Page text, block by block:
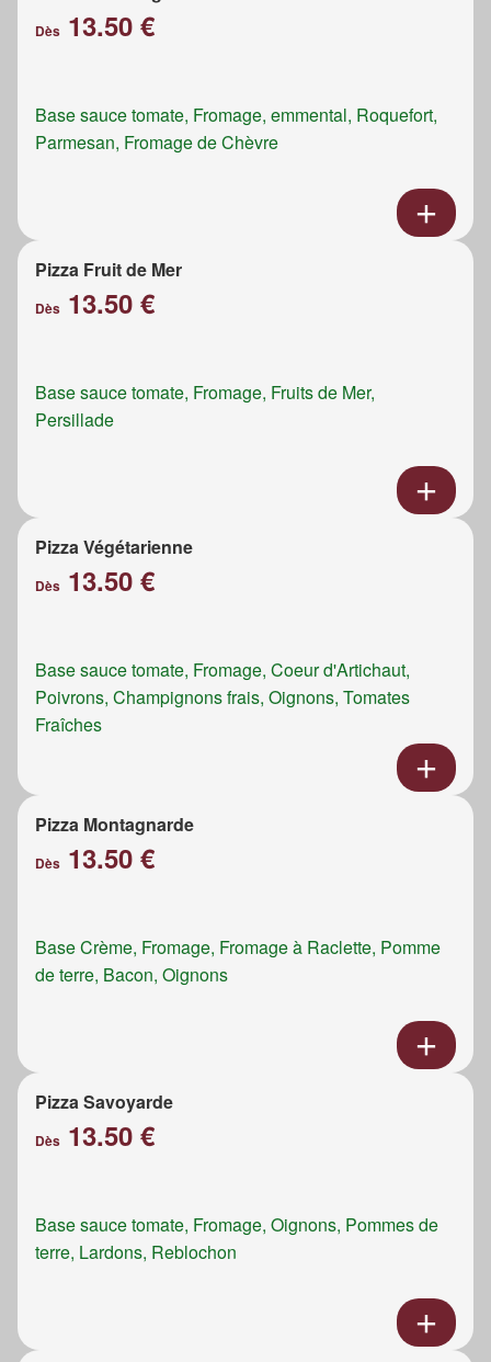
Dès 13.50 €
Base sauce tomate, Fromage, emmental, Roquefort,
Parmesan, Fromage de Chèvre
Pizza Fruit de Mer
Dès 13.50 €
Base sauce tomate, Fromage, Fruits de Mer,
Persillade
Pizza Végétarienne
Dès 13.50 €
Base sauce tomate, Fromage, Coeur d'Artichaut,
Poivrons, Champignons frais, Oignons, Tomates
Fraîches
Pizza Montagnarde
Dès 13.50 €
Base Crème, Fromage, Fromage à Raclette, Pomme
de terre, Bacon, Oignons
Pizza Savoyarde
Dès 13.50 €
Base sauce tomate, Fromage, Oignons, Pommes de
terre, Lardons, Reblochon